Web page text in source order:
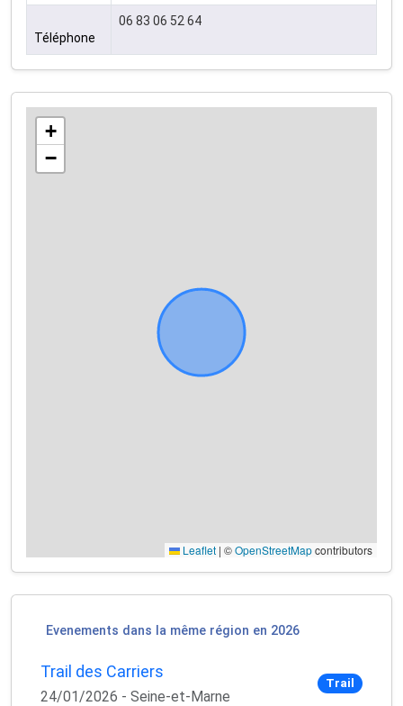
Téléphone
06 83 06 52 64
+
−
Leaflet | ©OpenStreetMapcontributors
Evenements dans la même région en 2026
Trail des Carriers
24/01/2026 - Seine-et-Marne
Trail